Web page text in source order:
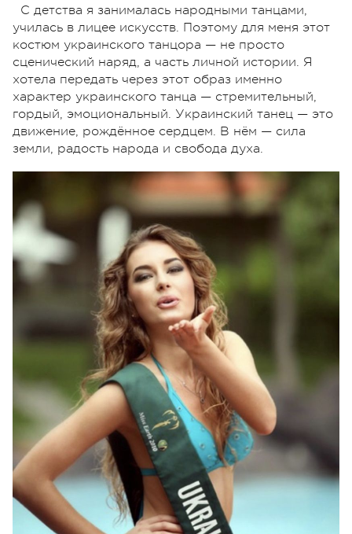
С детства я занималась народными танцами,
училась в лицее искусств. Поэтому для меня этот
костюм украинского танцора — не просто
сценический наряд, а часть личной истории. Я
хотела передать через этот образ именно
характер украинского танца — стремительный,
гордый, эмоциональный. Украинский танец — это
движение, рождённое сердцем. В нём — сила
земли, радость народа и свобода духа.